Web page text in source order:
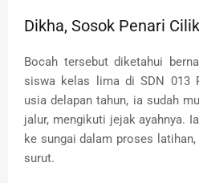
Dikha, Sosok Penari Cilik
Bocah tersebut diketahui
siswa kelas lima di SDN 013
usia delapan tahun, ia sudah
jalur, mengikuti jejak ayahnya.
ke sungai dalam proses
surut.